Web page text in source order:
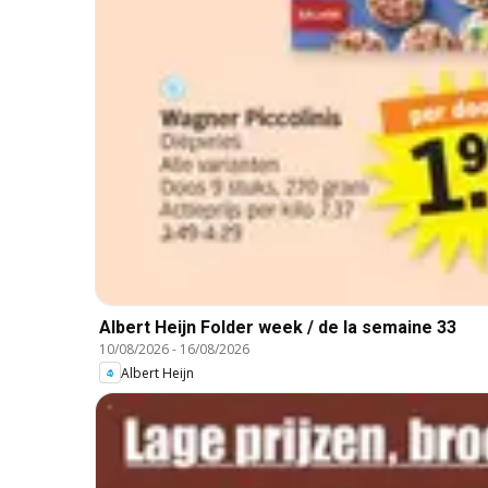
Albert Heijn Folder week / de la semaine 33
10/08/2026- 16/08/2026
Albert Heijn